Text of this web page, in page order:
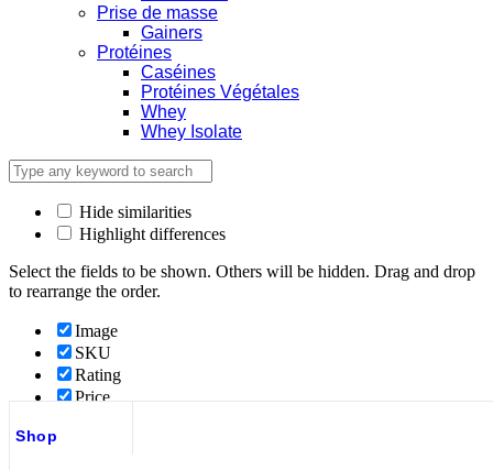
Shop
Prise de masse
Gainers
Protéines
Caséines
Protéines Végétales
Whey
Whey Isolate
Hide similarities
Highlight differences
Select the fields to be shown. Others will be hidden. Drag and drop
to rearrange the order.
Image
SKU
Rating
Price